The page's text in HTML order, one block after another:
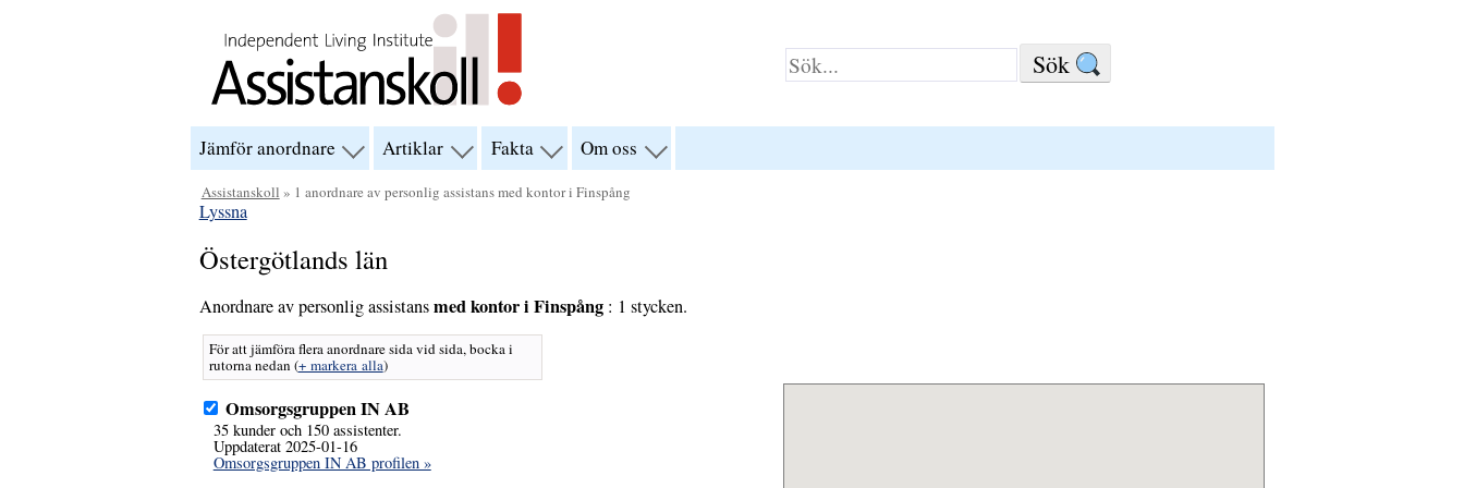
Jämför anordnare
visa
menyn
för
Artiklar visa
menyn
för
Fakta visa
menyn
för
Om oss
visa
menyn
Assistanskoll » 1 anordnare av personlig assistans med kontor i Finspång
Lyssna
Östergötlands län
Anordnare av personlig assistansmed kontor i Finspång: 1 stycken.
För att jämföra flera anordnare sida vid sida, bocka i
rutorna nedan (+ markera alla)
Omsorgsgruppen IN AB
35 kunder och 150 assistenter.
Uppdaterat 2025-01-16
Omsorgsgruppen IN AB profilen »